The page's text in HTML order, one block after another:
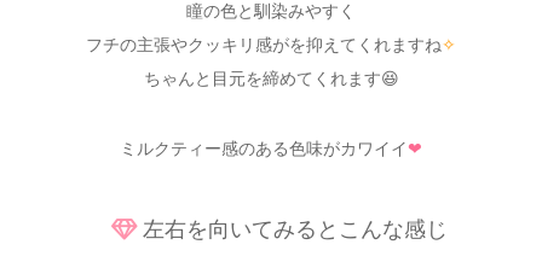
瞳の色と馴染みやすく
フチの主張やクッキリ感がを抑えてくれますね✧
ちゃんと目元を締めてくれます😆
ミルクティー感のある色味がカワイイ❤
左右を向いてみるとこんな感じ